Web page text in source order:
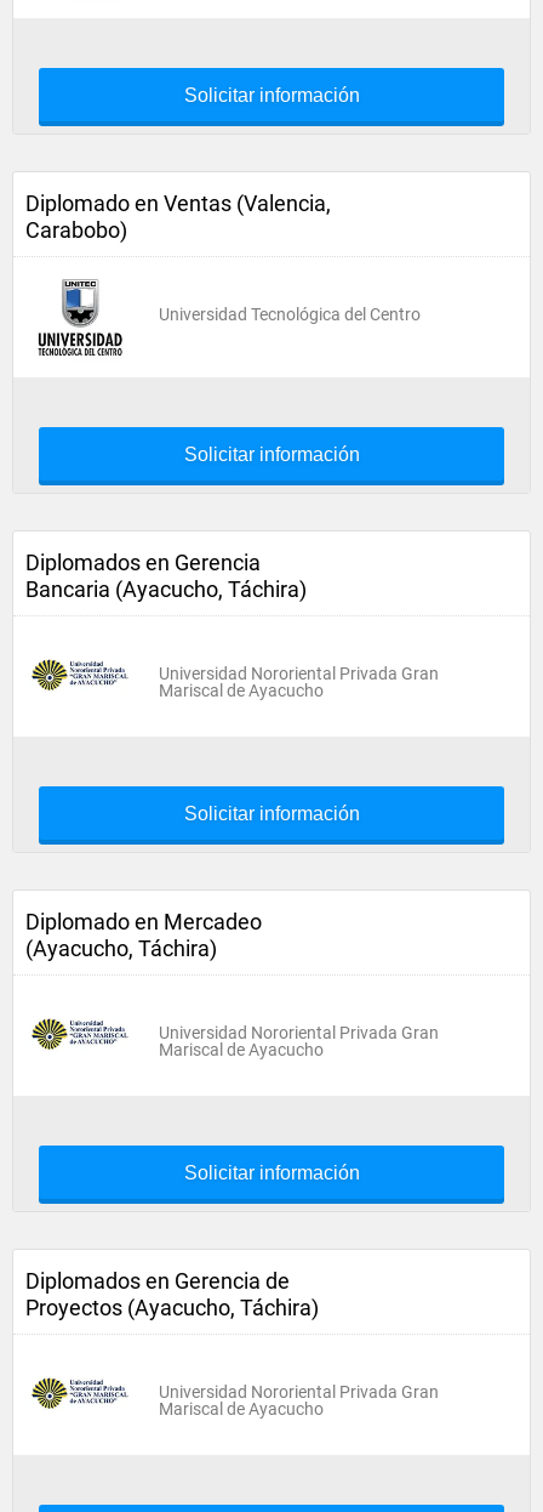
Solicitar información
Diplomado en Ventas (Valencia,
Carabobo)
Universidad Tecnológica del Centro
Solicitar información
Diplomados en Gerencia
Bancaria (Ayacucho, Táchira)
Universidad Nororiental Privada Gran
Mariscal de Ayacucho
Solicitar información
Diplomado en Mercadeo
(Ayacucho, Táchira)
Universidad Nororiental Privada Gran
Mariscal de Ayacucho
Solicitar información
Diplomados en Gerencia de
Proyectos (Ayacucho, Táchira)
Universidad Nororiental Privada Gran
Mariscal de Ayacucho